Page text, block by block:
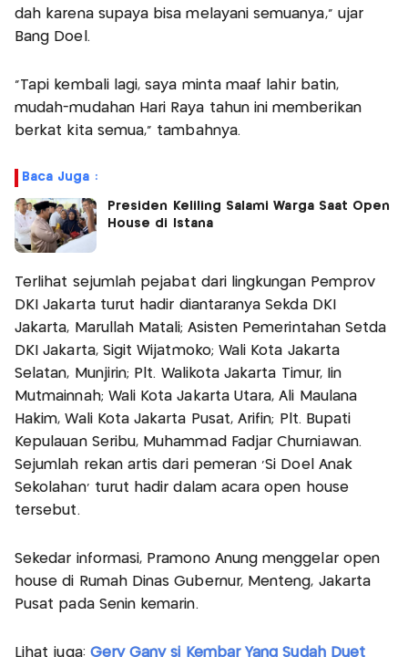
dah karena supaya bisa melayani semuanya," ujar
Bang Doel.
"Tapi kembali lagi, saya minta maaf lahir batin,
mudah-mudahan Hari Raya tahun ini memberikan
berkat kita semua," tambahnya.
Baca Juga :
Presiden Keliling Salami Warga Saat Open
House di Istana
Terlihat sejumlah pejabat dari lingkungan Pemprov
DKI Jakarta turut hadir diantaranya Sekda DKI
Jakarta, Marullah Matali; Asisten Pemerintahan Setda
DKI Jakarta, Sigit Wijatmoko; Wali Kota Jakarta
Selatan, Munjirin; Plt. Walikota Jakarta Timur, Iin
Mutmainnah; Wali Kota Jakarta Utara, Ali Maulana
Hakim, Wali Kota Jakarta Pusat, Arifin; Plt. Bupati
Kepulauan Seribu, Muhammad Fadjar Churniawan.
Sejumlah rekan artis dari pemeran 'Si Doel Anak
Sekolahan' turut hadir dalam acara open house
tersebut.
Sekedar informasi, Pramono Anung menggelar open
house di Rumah Dinas Gubernur, Menteng, Jakarta
Pusat pada Senin kemarin.
Lihat juga: Gery Gany si Kembar Yang Sudah Duet